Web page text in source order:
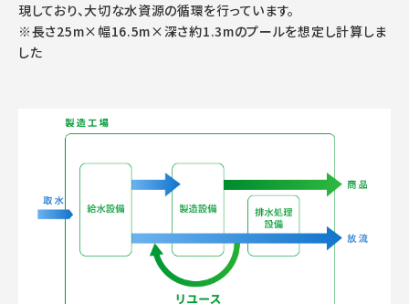
現しており、大切な水資源の循環を行っています。
※長さ25m×幅16.5m×深さ約1.3mのプールを想定し計算しま
した